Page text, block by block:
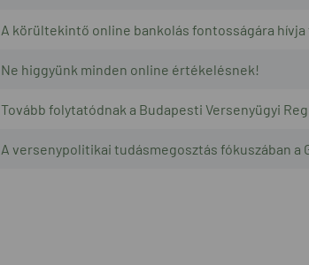
A körültekintő online bankolás fontosságára hívja
Ne higgyünk minden online értékelésnek!
Tovább folytatódnak a Budapesti Versenyügyi
A versenypolitikai tudásmegosztás fókuszában a